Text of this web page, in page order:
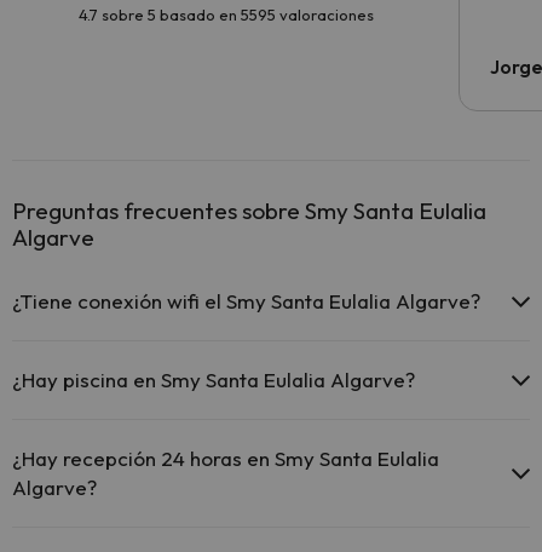
4.7 sobre 5 basado en 5595 valoraciones
Preguntas frecuentes sobre Smy Santa Eulalia
Algarve
¿Tiene conexión wifi el Smy Santa Eulalia Algarve?
comunes.
¿Hay piscina en Smy Santa Eulalia Algarve?
de pago) Aquí tienes más info sobre la piscina y otras instalaciones.
¿Hay recepción 24 horas en Smy Santa Eulalia
Algarve?